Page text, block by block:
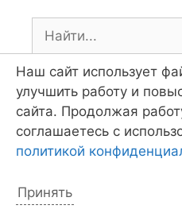
Отзывы
Наш сайт использует
улучшить работу и
сайта. Продолжая
соглашаетесь с
политикой
Принять